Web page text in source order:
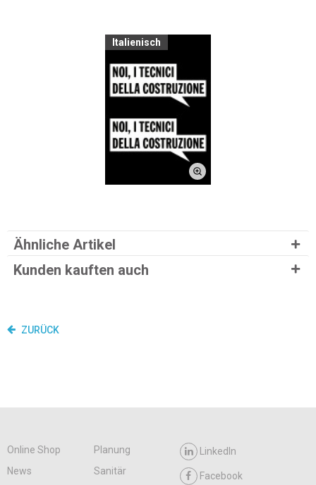
Italienisch
Ähnliche Artikel
Kunden kauften auch
ZURÜCK
Online Shop
Planung
News
Sanitär
LinkedIn
Facebook